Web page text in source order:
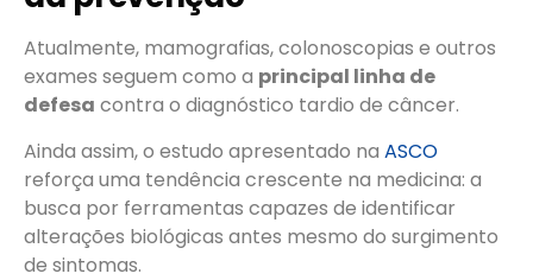
Atualmente, mamografias, colonoscopias e outros
exames seguem como a principal linha de
defesa contra o diagnóstico tardio de câncer.
Ainda assim, o estudo apresentado na ASCO
reforça uma tendência crescente na medicina: a
busca por ferramentas capazes de identificar
alterações biológicas antes mesmo do surgimento
de sintomas.